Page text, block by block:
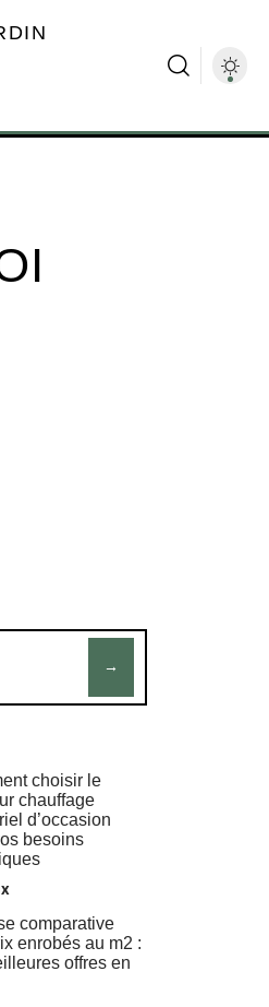
choisir le
chauffage
d’occasion
besoins
comparative
enrobés au m2 :
offres en